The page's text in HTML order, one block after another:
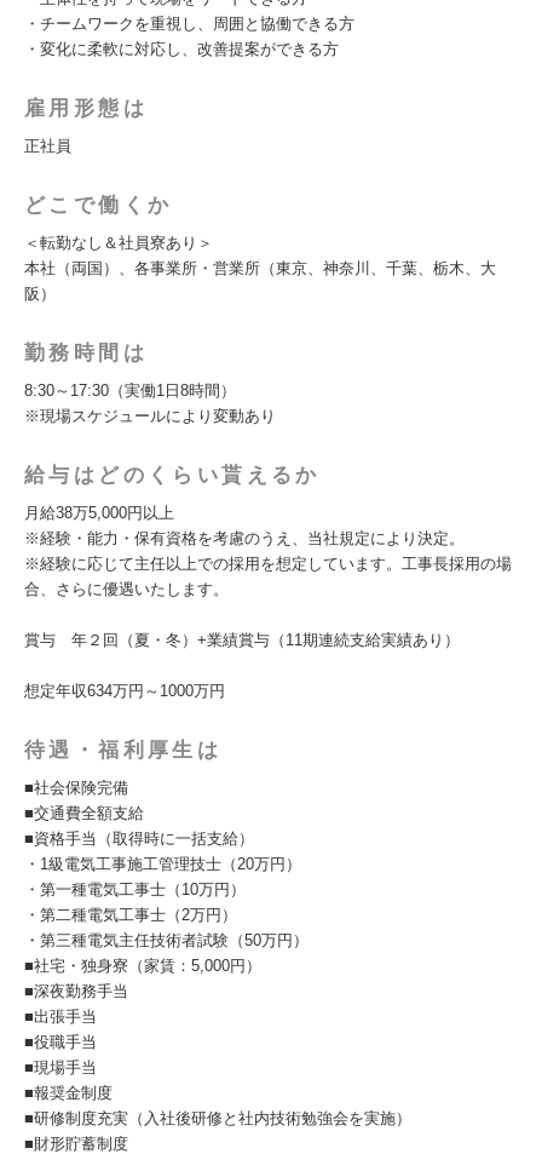
・チームワークを重視し、周囲と協働できる方
・変化に柔軟に対応し、改善提案ができる方
雇用形態は
正社員
どこで働くか
＜転勤なし＆社員寮あり＞
本社（両国）、各事業所・営業所（東京、神奈川、千葉、栃木、大
阪）
勤務時間は
8:30～17:30（実働1日8時間）
※現場スケジュールにより変動あり
給与はどのくらい貰えるか
月給38万5,000円以上
※経験・能力・保有資格を考慮のうえ、当社規定により決定。
※経験に応じて主任以上での採用を想定しています。工事長採用の場
合、さらに優遇いたします。
賞与 年２回（夏・冬）+業績賞与（11期連続支給実績あり）
想定年収634万円～1000万円
待遇・福利厚生は
■社会保険完備
■交通費全額支給
■資格手当（取得時に一括支給）
・1級電気工事施工管理技士（20万円）
・第一種電気工事士（10万円）
・第二種電気工事士（2万円）
・第三種電気主任技術者試験（50万円）
■社宅・独身寮（家賃：5,000円）
■深夜勤務手当
■出張手当
■役職手当
■現場手当
■報奨金制度
■研修制度充実（入社後研修と社内技術勉強会を実施）
■財形貯蓄制度